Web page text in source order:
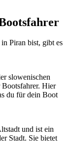
Piran bist, gibt es
slowenischen
Hier
du für dein Boot
und ist ein
Stadt. Sie bietet